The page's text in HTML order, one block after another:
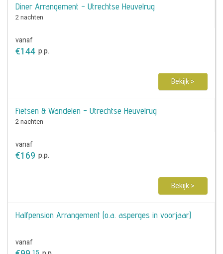
Diner Arrangement - Utrechtse Heuvelrug
2 nachten
vanaf
€144 p.p.
Bekijk >
Fietsen & Wandelen - Utrechtse Heuvelrug
2 nachten
vanaf
€169 p.p.
Bekijk >
Halfpension Arrangement (o.a. asperges in voorjaar)
vanaf